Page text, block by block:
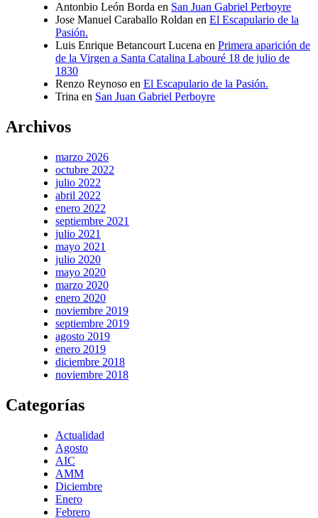
Antonbio León Borda en San Juan Gabriel Perboyre
Jose Manuel Caraballo Roldan en El Escapulario de la
Pasión.
Luis Enrique Betancourt Lucena en Primera aparición de
de la Virgen a Santa Catalina Labouré 18 de julio de
1830
Renzo Reynoso en El Escapulario de la Pasión.
Trina en San Juan Gabriel Perboyre
Archivos
marzo 2026
octubre 2022
julio 2022
abril 2022
enero 2022
septiembre 2021
julio 2021
mayo 2021
julio 2020
mayo 2020
marzo 2020
enero 2020
noviembre 2019
septiembre 2019
agosto 2019
enero 2019
diciembre 2018
noviembre 2018
Categorías
Actualidad
Agosto
AIC
AMM
Diciembre
Enero
Febrero